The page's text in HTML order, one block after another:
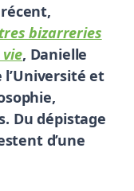
bizarreries
, Danielle
l’Université et
Du dépistage
d’une